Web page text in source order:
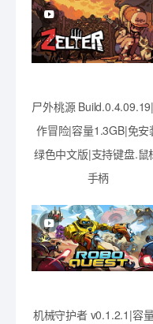
尸外桃源
作冒险|容量1.3GB|免安
绿色中文版|支持键盘.鼠
手柄
机械守护者 v0.1.2.1|容